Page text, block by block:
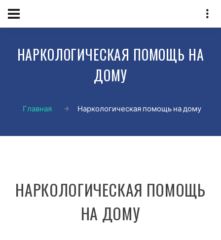
НАРКОЛОГИЧЕСКАЯ ПОМОЩЬ НА
ДОМУ
Главная Наркологическая помощь на дому
НАРКОЛОГИЧЕСКАЯ ПОМОЩЬ
НА ДОМУ